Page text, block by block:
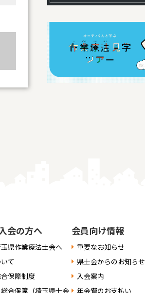
会の方へ
県作業療法士会へ
て
保障制度
合保障（埼玉県士会
会員向け情報
重要なお知らせ
県士会からのお知らせ
入会案内
年会費のお支払い